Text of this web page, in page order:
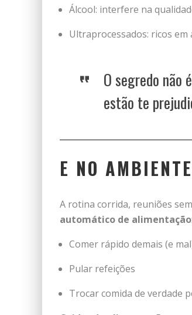
Álcool: interfere na
Ultraprocessados: ricos
O segredo
estão te
E NO
A rotina corrida, reuniões
automático de alimentação
Comer rápido demais (e
Pular refeições
Trocar comida de verdade